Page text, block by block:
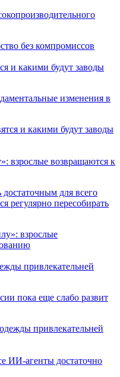
и какими будут заводы
изменения в
взрослые возвращаются к
достаточным для всего
регулярно пересобирать
привлекательней
пока еще слабо развит
ИИ-агенты достаточно